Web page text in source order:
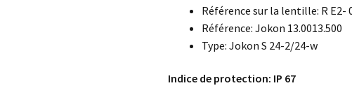
Référence sur la lentille: R E2-
Référence: Jokon 13.0013.500
Type: Jokon S 24-2/24-w
Indice de protection: IP 67